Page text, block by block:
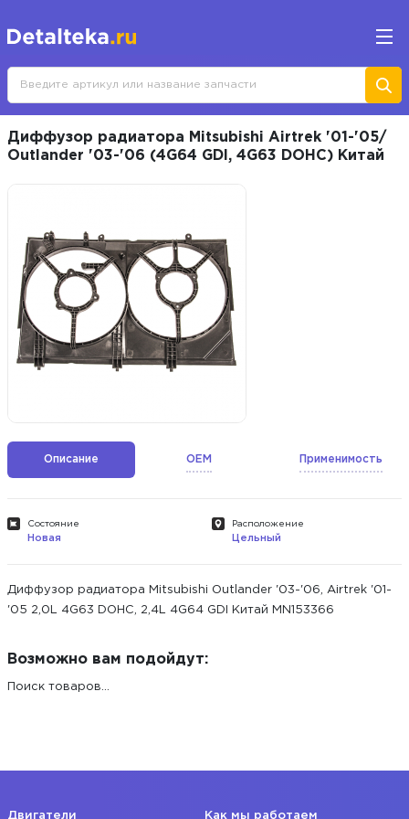
Диффузор радиатора Mitsubishi Airtrek '01-'05/
Outlander '03-'06 (4G64 GDI, 4G63 DOHC) Китай
Описание OEM Применимость
Состояние
Новая
Расположение
Цельный
Диффузор радиатора Mitsubishi Outlander '03-'06, Airtrek '01-
'05 2,0L 4G63 DOHC, 2,4L 4G64 GDI Китай MN153366
Возможно вам подойдут:
Поиск товаров...
Двигатели Как мы работаем